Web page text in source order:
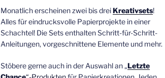
Monatlich erscheinen zwei bis drei Kreativsets!
Alles für eindrucksvolle Papierprojekte in einer
Schachtel! Die Sets enthalten Schritt-für-Schritt-
Anleitungen, vorgeschnittene Elemente und mehr.
Stöbere gerne auch in der Auswahl an „Letzte